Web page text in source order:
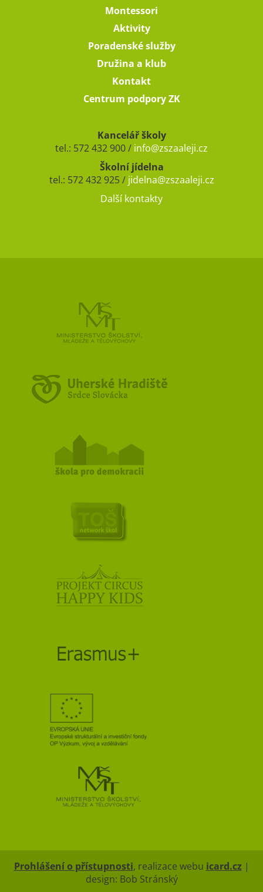
Montessori
Aktivity
Poradenské služby
Družina a klub
Kontakt
Centrum podpory ZK
Kancelář školy
tel.: 572 432 900 / info@zszaaleji.cz
Školní jídelna
tel.: 572 432 925 / jidelna@zszaaleji.cz
Další kontakty
Prohlášení o přístupnosti, realizace webu icard.cz|
design: Bob Stránský